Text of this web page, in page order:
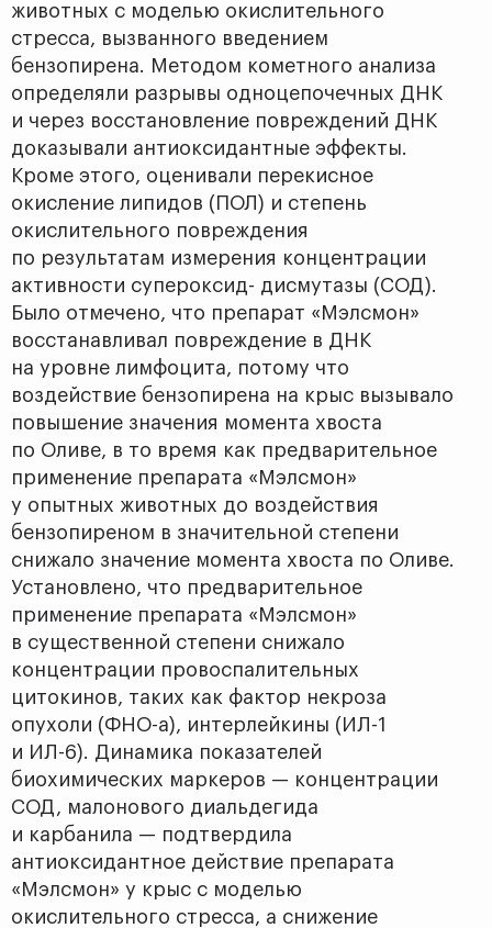
животных с моделью окислительного
стресса, вызванного введением
бензопирена. Методом кометного анализа
определяли разрывы одноцепочечных ДНК
и через восстановление повреждений ДНК
доказывали антиоксидантные эффекты.
Кроме этого, оценивали перекисное
окисление липидов (ПОЛ) и степень
окислительного повреждения
по результатам измерения концентрации
активности супероксид- дисмутазы (СОД).
Было отмечено, что препарат «Мэлсмон»
восстанавливал повреждение в ДНК
на уровне лимфоцита, потому что
воздействие бензопирена на крыс вызывало
повышение значения момента хвоста
по Оливе, в то время как предварительное
применение препарата «Мэлсмон»
у опытных животных до воздействия
бензопиреном в значительной степени
снижало значение момента хвоста по Оливе.
Установлено, что предварительное
применение препарата «Мэлсмон»
в существенной степени снижало
концентрации провоспалитель­ных
цитокинов, таких как фактор некроза
опухоли (ФНО-а), интерлейкины (ИЛ-1
и ИЛ-6). Динамика показателей
биохимических маркеров — концентрации
СОД, малонового диальдегида
и карбанила — подтвердила
антиоксидантное действие препарата
«Мэлсмон» у крыс с моделью
окислительного стресса, а снижение